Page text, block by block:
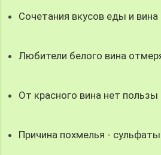
Сочетания вкусов еды и
Любители белого вина
От красного вина нет
Причина похмелья - сульфаты